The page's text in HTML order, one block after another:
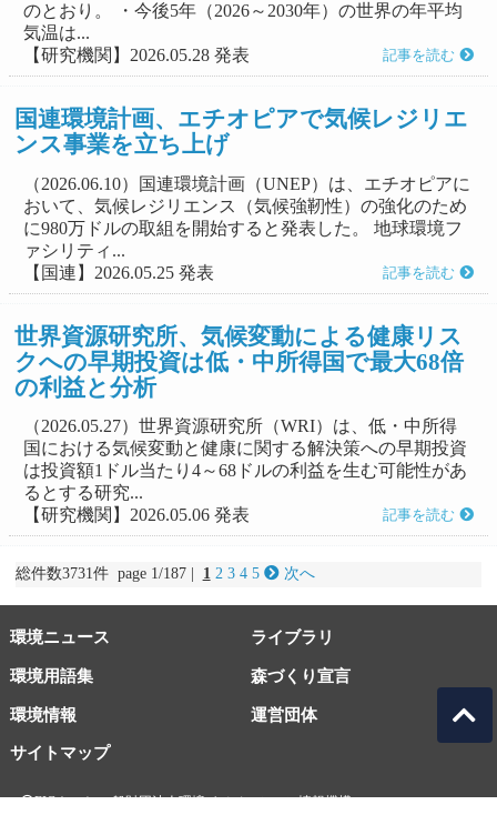
のとおり。 ・今後5年（2026～2030年）の世界の年平均
気温は...
【研究機関】2026.05.28 発表
記事を読む
国連環境計画、エチオピアで気候レジリエ
ンス事業を立ち上げ
（2026.06.10）国連環境計画（UNEP）は、エチオピアに
おいて、気候レジリエンス（気候強靭性）の強化のため
に980万ドルの取組を開始すると発表した。 地球環境フ
ァシリティ...
【国連】2026.05.25 発表
記事を読む
世界資源研究所、気候変動による健康リス
クへの早期投資は低・中所得国で最大68倍
の利益と分析
（2026.05.27）世界資源研究所（WRI）は、低・中所得
国における気候変動と健康に関する解決策への早期投資
は投資額1ドル当たり4～68ドルの利益を生む可能性があ
るとする研究...
【研究機関】2026.05.06 発表
記事を読む
総件数3731件 page 1/187 | 1 2 3 4 5 次へ
環境ニュース ライブラリ
環境用語集 森づくり宣言
環境情報
サイトマップ
運営団体
EICネット 一般財団法人環境イノベーション情報機構